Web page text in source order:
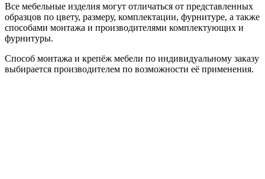
Все мебельные изделия могут отличаться от представленных
образцов по цвету, размеру, комплектации, фурнитуре, а также
способами монтажа и производителями комплектующих и
фурнитуры.
Способ монтажа и крепёж мебели по индивидуальному заказу
выбирается производителем по возможности её применения.